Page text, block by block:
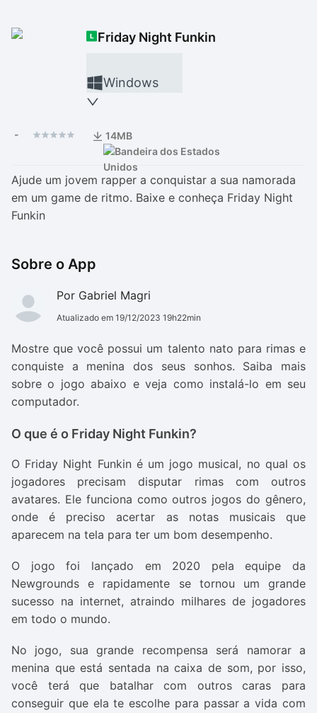
Friday Night Funkin
Windows
- 14MB
Ajude um jovem rapper a conquistar a sua namorada
em um game de ritmo. Baixe e conheça Friday Night
Funkin
Sobre o App
Por Gabriel Magri
Atualizado em 19/12/2023 19h22min
Mostre que você possui um talento nato para rimas e
conquiste a menina dos seus sonhos. Saiba mais
sobre o jogo abaixo e veja como instalá-lo em seu
computador.
O que é o Friday Night Funkin?
O Friday Night Funkin é um jogo musical, no qual os
jogadores precisam disputar rimas com outros
avatares. Ele funciona como outros jogos do gênero,
onde é preciso acertar as notas musicais que
aparecem na tela para ter um bom desempenho.
O jogo foi lançado em 2020 pela equipe da
Newgrounds e rapidamente se tornou um grande
sucesso na internet, atraindo milhares de jogadores
em todo o mundo.
No jogo, sua grande recompensa será namorar a
menina que está sentada na caixa de som, por isso,
você terá que batalhar com outros caras para
conseguir que ela te escolhe para passar a vida com